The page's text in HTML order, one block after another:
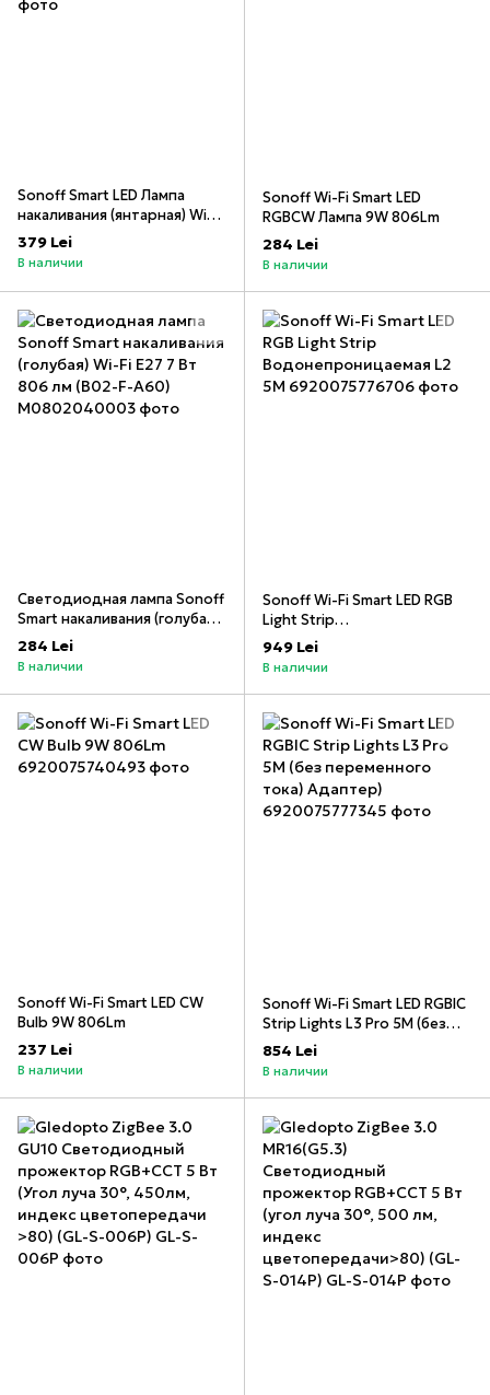
Sonoff Smart LED Лампа
накаливания (янтарная) Wi-Fi
E27 7W 700Lm (B02-F-ST64)
379 Lei
В наличии
Sonoff Wi-Fi Smart LED
RGBCW Лампа 9W 806Lm
284 Lei
В наличии
Светодиодная лампа Sonoff
Smart накаливания (голубая)
Wi-Fi E27 7 Вт 806 лм (B02-F-
A60)
284 Lei
В наличии
Sonoff Wi-Fi Smart LED RGB
Light Strip
Водонепроницаемая L2 5M
949 Lei
В наличии
Sonoff Wi-Fi Smart LED CW
Bulb 9W 806Lm
237 Lei
В наличии
Sonoff Wi-Fi Smart LED RGBIC
Strip Lights L3 Pro 5M (без
переменного тока)
Адаптер)
854 Lei
В наличии